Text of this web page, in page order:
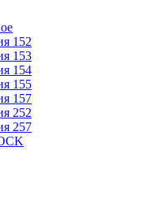
152
153
154
155
157
252
257